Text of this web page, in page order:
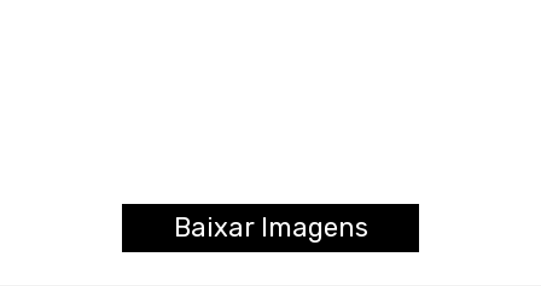
Baixar Imagens